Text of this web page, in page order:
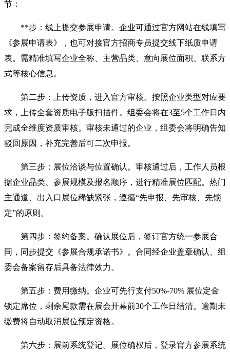
节：
**步：线上提交参展申请。企业可通过官方网站在线填写
《参展申请表》，也可对接官方招商专员提交线下纸质申请
表。需精准填写企业全称、主营品类、意向展位面积、联系方
式等核心信息。
第二步：上传资质，进入官方审核。按照企业类型对应要
求，上传全套资质电子版扫描件。组委会将在3至5个工作日内
完成全维度资质审核。审核未通过的企业，组委会将明确告知
驳回原因，补充完善后可二次申报。
第三步：展位洽谈与位置确认。审核通过后，工作人员根
据企业品类、参展规模及报名顺序，进行精准展位匹配。热门
主通道、出入口展位稀缺紧张，遵循“先申报、先审核、先锁
定”的原则。
第四步：签约备案。确认展位后，签订官方统一参展合
同，同步提交《参展合规承诺书》。合同经企业盖章确认、组
委会备案留存后具备法律效力。
第五步：费用缴纳。企业可先行支付50%-70% 展位定金
锁定席位，剩余尾款需在展会开幕前30个工作日结清。逾期未
缴费将自动取消展位预定资格。
第六步：展前系统登记。展位确权后，登录官方参展系统